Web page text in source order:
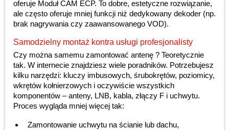
oferuje Moduł CAM ECP. To dobre, estetyczne rozwiązanie,
ale często oferuje mniej funkcji niż dedykowany dekoder (np.
brak nagrywania czy zaawansowanego VOD).
Samodzielny montaż kontra usługi profesjonalisty
Czy można samemu zamontować antenę ? Teoretycznie
tak. W internecie znajdziesz wiele poradników. Potrzebujesz
kilku narzędzi: kluczy imbusowych, śrubokrętów, poziomicy,
wkrętów kołnierzowych i oczywiście wszystkich
komponentów – anteny, LNB, kabla, złączy F i uchwytu.
Proces wygląda mniej więcej tak:
Zamontowanie uchwytu na ścianie lub dachu,